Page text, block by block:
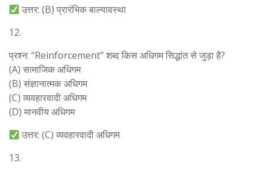
उत्तर: (B) प्रारंभिक बाल्यावस्था
12.
प्रश्न: “Reinforcement” शब्द किस अधिगम सिद्धांत से जुड़ा है?
(A) सामाजिक अधिगम
(B) संज्ञानात्मक अधिगम
(C) व्यवहारवादी अधिगम
(D) मानवीय अधिगम
उत्तर: (C) व्यवहारवादी अधिगम
13.